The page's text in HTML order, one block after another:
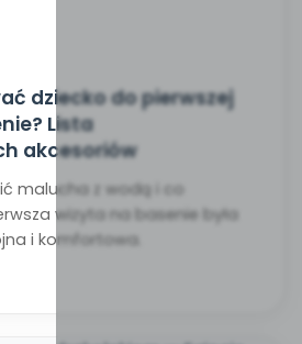
dziecko do pierwszej
Lista
akcesoriów
malucha z wodą i co
wizyta na basenie była
i komfortowa.